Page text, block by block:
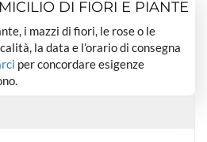
DI FIORI E PIANTE
i mazzi di fiori, le rose o le
la data e l’orario di consegna
per concordare esigenze